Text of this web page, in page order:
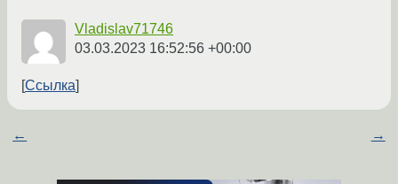
Vladislav71746
03.03.2023 16:52:56 +00:00
Ссылка
← →